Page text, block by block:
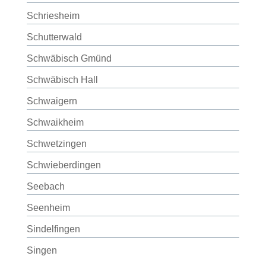
Schriesheim
Schutterwald
Schwäbisch Gmünd
Schwäbisch Hall
Schwaigern
Schwaikheim
Schwetzingen
Schwieberdingen
Seebach
Seenheim
Sindelfingen
Singen